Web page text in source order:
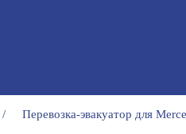
/ Перевозка-эвакуатор для